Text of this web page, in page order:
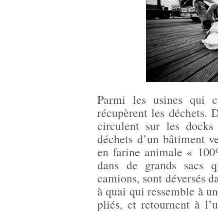
Parmi les usines qui
récupèrent les déchets.
circulent sur les
déchets d’un bâtiment
en farine animale «
dans de grands sacs
camions, sont déversés
à quai qui ressemble à
pliés, et retournent à